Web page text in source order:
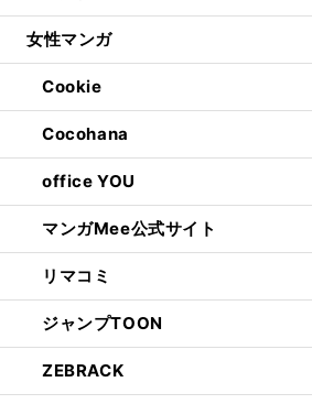
女性マンガ
Cookie
Cocohana
office YOU
マンガMee公式サイト
リマコミ
ジャンプTOON
ZEBRACK